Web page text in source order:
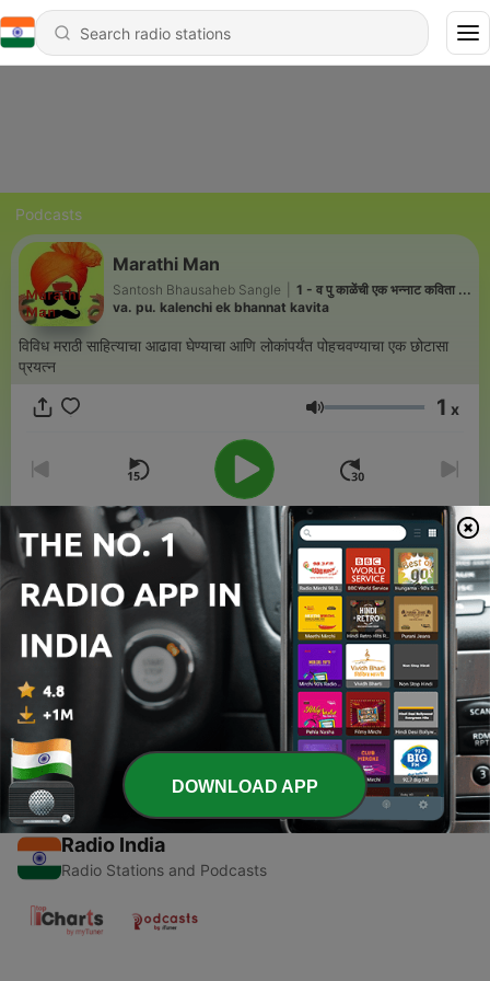
Podcasts
Marathi Man
Santosh Bhausaheb Sangle
1 - व पु काळेंची एक भन्नाट कविता ...
va. pu. kalenchi ek bhannat kavita
विविध मराठी साहित्याचा आढावा घेण्याचा आणि लोकांपर्यंत पोहचवण्याचा एक छोटासा
प्रयत्न
Volume 1 x
00:00
Episodes
1 - व पु काळेंची एक भन्नाट कविता ... va. pu. kalenchi ek bhannat
26 Sep 2020
Radio India
Radio Stations and Podcasts
DOWNLOAD APP